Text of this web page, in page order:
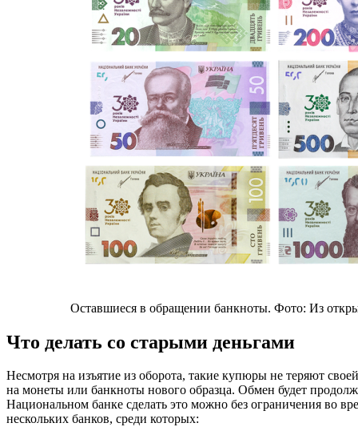
Оставшиеся в обращении банкноты. Фото: Из
Что делать со старыми деньгами
Несмотря на изъятие из оборота, такие купюры не теряют
на монеты или банкноты нового образца. Обмен будет
Национальном банке сделать это можно без ограничения во
нескольких банков, среди которых: